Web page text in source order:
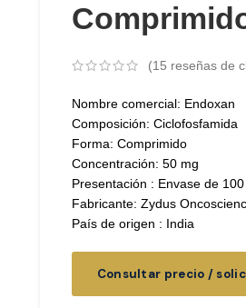
(15 reseñas de
Nombre comercial: Endoxan
Composición: Ciclofosfamida
Forma: Comprimido
Concentración: 50 mg
Presentación : Envase de
Fabricante: Zydus
País de origen : India
Consultar precio /